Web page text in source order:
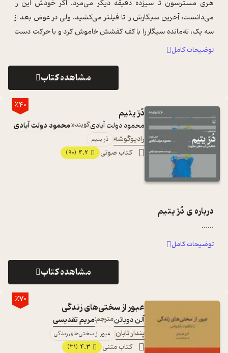
هری مسترسون تا سیزده دقیقه دیگر می‌مرد. اگر خودش این را
می‌دانست، آخرین سیگارش را تا فیلتر می‌کشید. ولی در عوض بعد از
سه پک، ته‌مانده سیگار را با کف کفشش خاموش کرد و با حرکت دست
دود را از جلوی صورتش ...
توضیحات کامل
مشاهده کتاب
٪40
دُرّ یتیم
محمود دولت آبادیگوینده:محمود دولت آبادی
رادیوگوشه
دُرّ یتیم
کتاب صوتی 4.2
(90)
درباره ی دُرّ یتیم
...
...
توضیحات کامل
مشاهده کتاب
٪70
عبور از سختی‌های زندگی
آلن دوباتنمترجم:مریم تقدیسی
پندار تابان عبور از سختی‌های زندگی
کتاب متنی 4.3
(31)